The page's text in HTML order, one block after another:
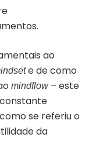
ao
e de como
mindflow– este
se referiu o
da